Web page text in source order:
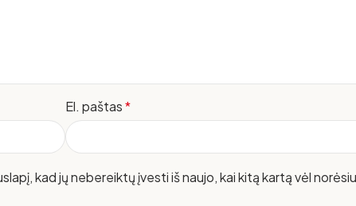
El. paštas*
kad jų nebereiktų įvesti iš naujo, kai kitą kartą vėl